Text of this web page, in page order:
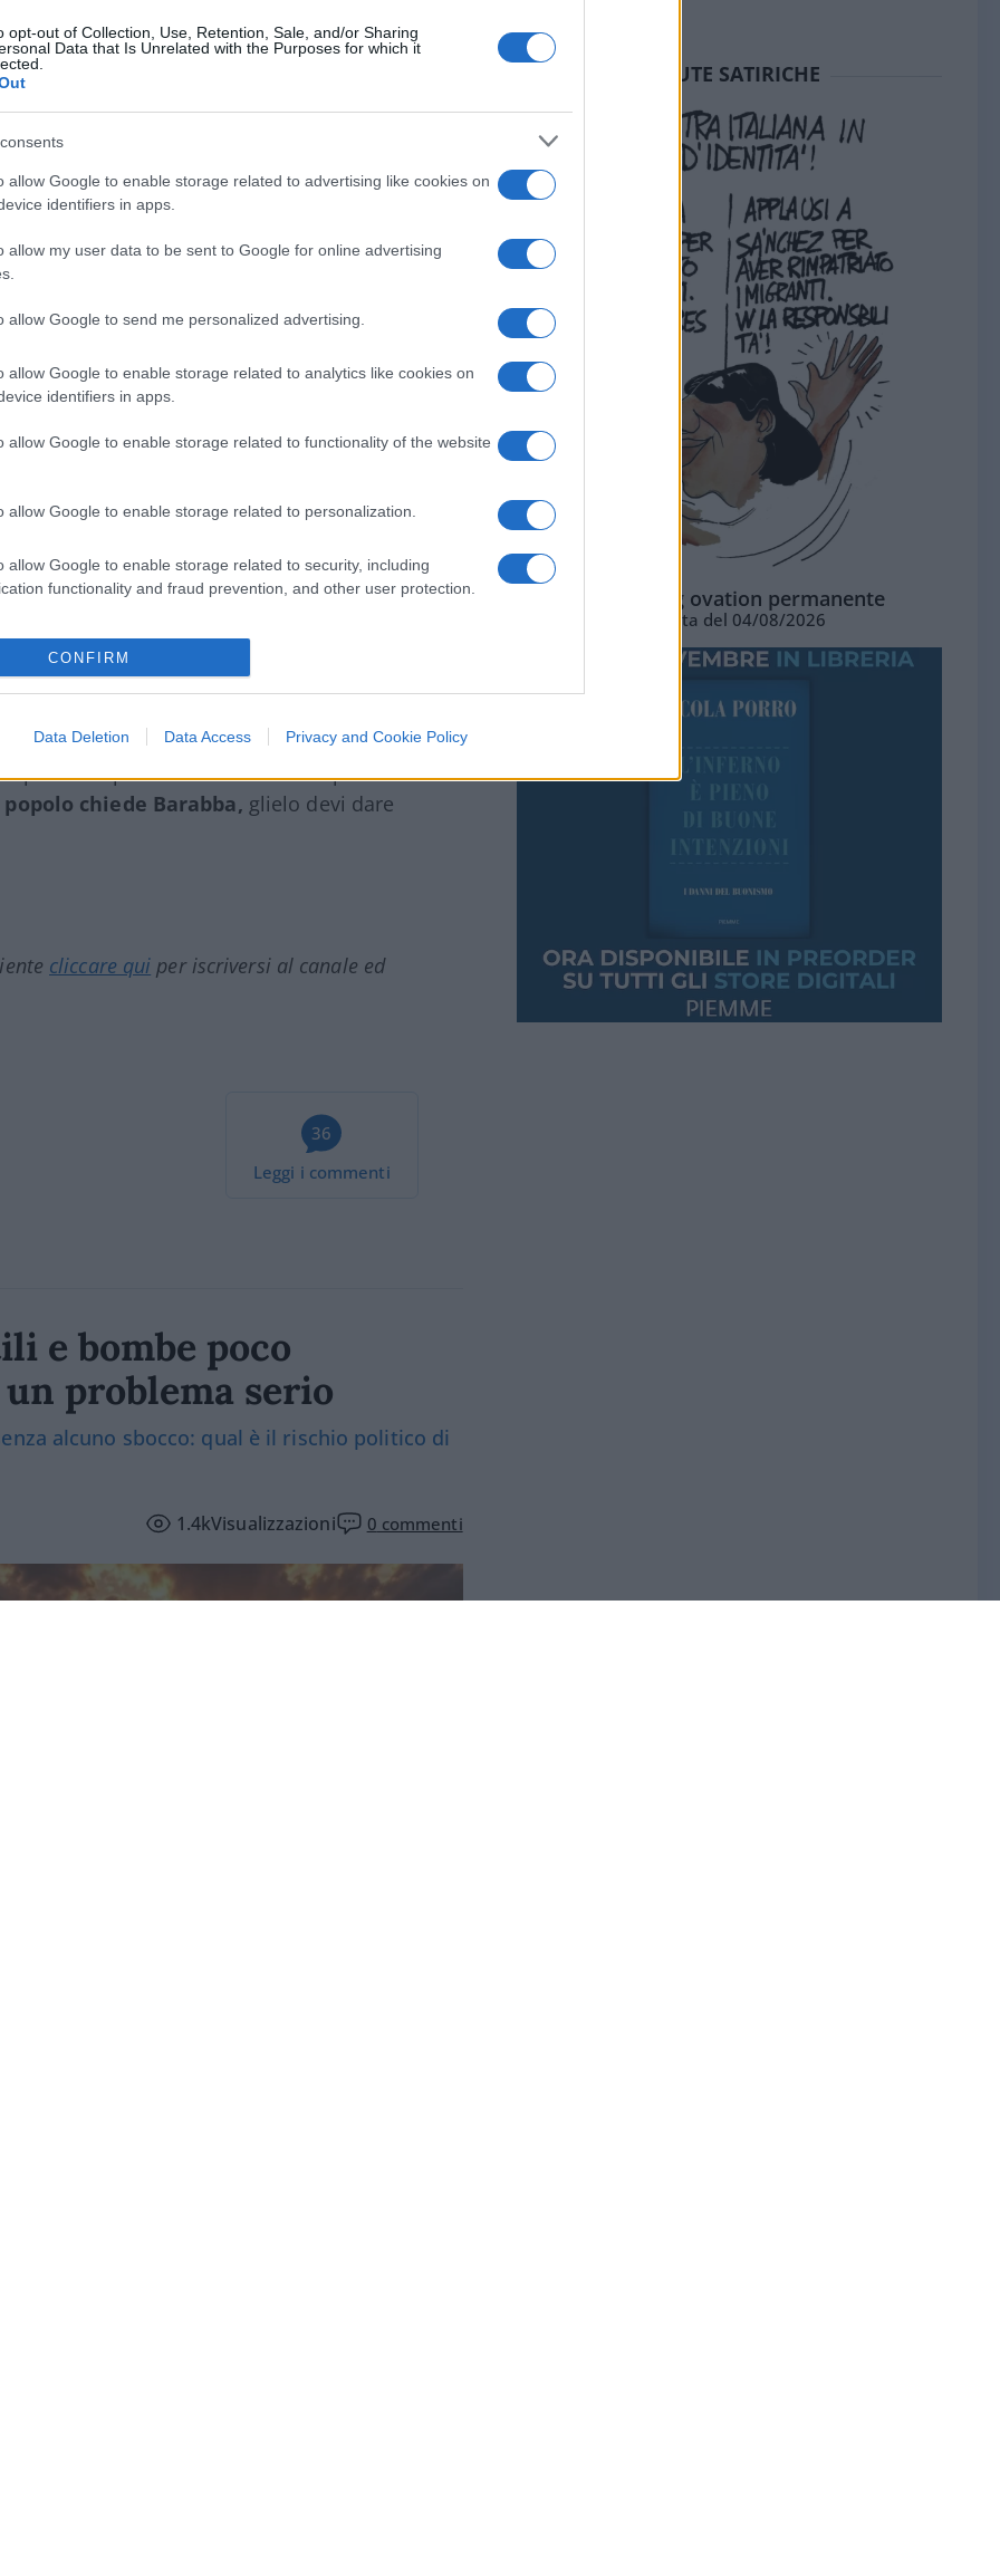
opt-out of Collection, Use, Retention, Sale, and/or Sharing
Data that Is Unrelated with the Purposes for which it
allow Google to enable storage related to advertising like cookies on
identifiers in apps.
allow my user data to be sent to Google for online advertising
allow Google to send me personalized advertising.
allow Google to enable storage related to analytics like cookies on
identifiers in apps.
allow Google to enable storage related to functionality of the website
allow Google to enable storage related to personalization.
allow Google to enable storage related to security, including
functionality and fraud prevention, and other user protection.
CONFIRM
Data Deletion Data Access Privacy and Cookie Policy
su Google CLICCA QUI
è quella maggioritariain Italia. Ma il
questo fine, ipotizziamo invece che io sia
di Israele. E ora seguitemi nel
azioni di uno Stato, si cerca di mettere in
più avanzata è quest’ultimo.
importare (o comunque apprendere)
le conoscenze più avanzate del mondo
nel settore della difesa) danneggia
nulla:
(il che vuol dire che verrà rinnovato,
pare semplicemente l’ennesima puntata
chiede Barabba, glielo devi dare
cliccare qui per iscriversi al canale ed
36
Leggi i commenti
e bombe poco
problema serio
alcuno sbocco: qual è il rischio politico di
1.4kVisualizzazioni 0 commenti
SEDUTE SATIRICHE
La standing ovation permanente
Vignetta del 04/08/2026